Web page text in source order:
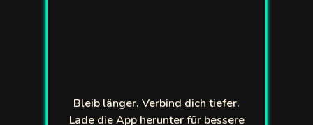
Bleib länger. Verbind dich tiefer.
Lade die App herunter für bessere